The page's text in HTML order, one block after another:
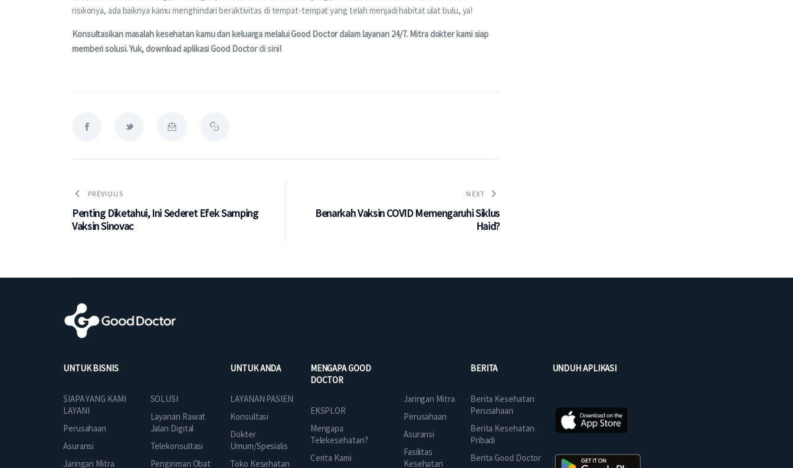
risikonya, ada baiknya kamu menghindari beraktivitas di tempat-tempat yang telah menjadi habitat ulat bulu, ya!
Konsultasikan masalah kesehatan kamu dan keluarga melalui Good Doctor dalam layanan 24/7. Mitra dokter kami siap
memberi solusi. Yuk, download aplikasi Good Doctor di sini!
PREVIOUS
Penting Diketahui, Ini Sederet Efek Samping
Vaksin Sinovac
NEXT
Benarkah Vaksin COVID Memengaruhi Siklus
Haid?
UNTUK BISNIS
SIAPA YANG KAMI
LAYANI
Perusahaan
Asuransi
Jaringan Mitra
SOLUSI
Layanan Rawat
Jalan Digital
Telekonsultasi
Pengiriman Obat
UNTUK ANDA
LAYANAN PASIEN
Konsultasi
Dokter
Umum/Spesialis
Toko Kesehatan
MENGAPA GOOD
DOCTOR
EKSPLOR
Mengapa
Telekesehatan?
Cerita Kami
Jaringan Mitra
Perusahaan
Asuransi
Fasilitas
Kesehatan
BERITA
Berita Kesehatan
Perusahaan
Berita Kesehatan
Pribadi
Berita Good Doctor
UNDUH APLIKASI